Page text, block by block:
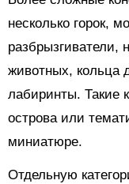
несколько горок,
разбрызгиватели,
животных, кольца
лабиринты. Такие
острова или
миниатюре.
Отдельную